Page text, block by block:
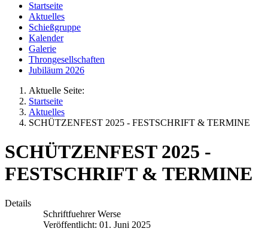
Startseite
Aktuelles
Schießgruppe
Kalender
Galerie
Throngesellschaften
Jubiläum 2026
Aktuelle Seite:
Startseite
Aktuelles
SCHÜTZENFEST 2025 - FESTSCHRIFT & TERMINE
SCHÜTZENFEST 2025 -
FESTSCHRIFT & TERMINE
Details
Schriftfuehrer Werse
Veröffentlicht: 01. Juni 2025